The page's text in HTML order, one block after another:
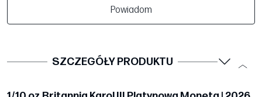
Powiadom
SZCZEGÓŁY PRODUKTU